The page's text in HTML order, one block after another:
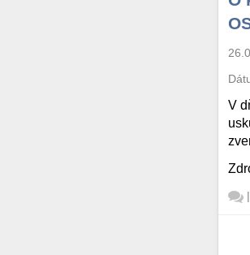
V
|